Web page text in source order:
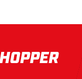
Retours